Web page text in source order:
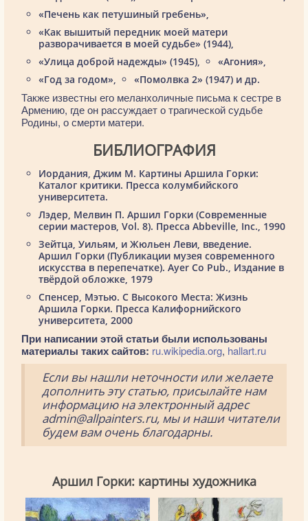
«Печень как петушиный гребень»,
«Как вышитый передник моей матери
разворачивается в моей судьбе» (1944),
«Улица доброй надежды» (1945),
«Агония»,
«Год за годом»,
«Помолвка 2» (1947) и др.
Также известны его меланхоличные письма к сестре в
Армению, где он рассуждает о трагической судьбе
Родины, о смерти матери.
БИБЛИОГРАФИЯ
Иордания, Джим М. Картины Аршила Горки:
Каталог критики. Пресса колумбийского
университета.
Лэдер, Мелвин П. Аршил Горки (Современные
серии мастеров, Vol. 8). Пресса Abbeville, Inc., 1990
Зейтца, Уильям, и Жюльен Леви, введение.
Аршил Горки (Публикации музея современного
искусства в перепечатке). Ayer Co Pub., Издание в
твёрдой обложке, 1979
Спенсер, Мэтью. С Высокого Места: Жизнь
Аршила Горки. Пресса Калифорнийского
университета, 2000
При написании этой статьи были использованы
материалы таких сайтов: ru.wikipedia.org, hallart.ru
Если вы нашли неточности или желаете
дополнить эту статью, присылайте нам
информацию на электронный адрес
admin@allpainters.ru, мы и наши читатели
будем вам очень благодарны.
Аршил Горки: картины художника